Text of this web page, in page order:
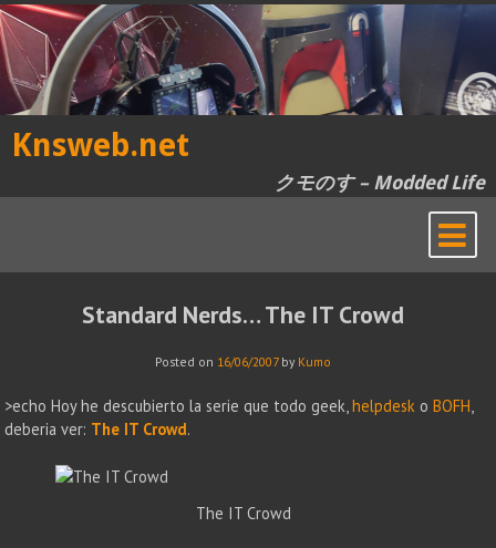
Skip
to
content
Knsweb.net
クモのす – Modded Life
Standard Nerds… The IT Crowd
Posted on 16/06/2007by Kumo
>echo Hoy he descubierto la serie que todo geek,helpdesk oBOFH,
deberia ver: The IT Crowd.
The IT Crowd